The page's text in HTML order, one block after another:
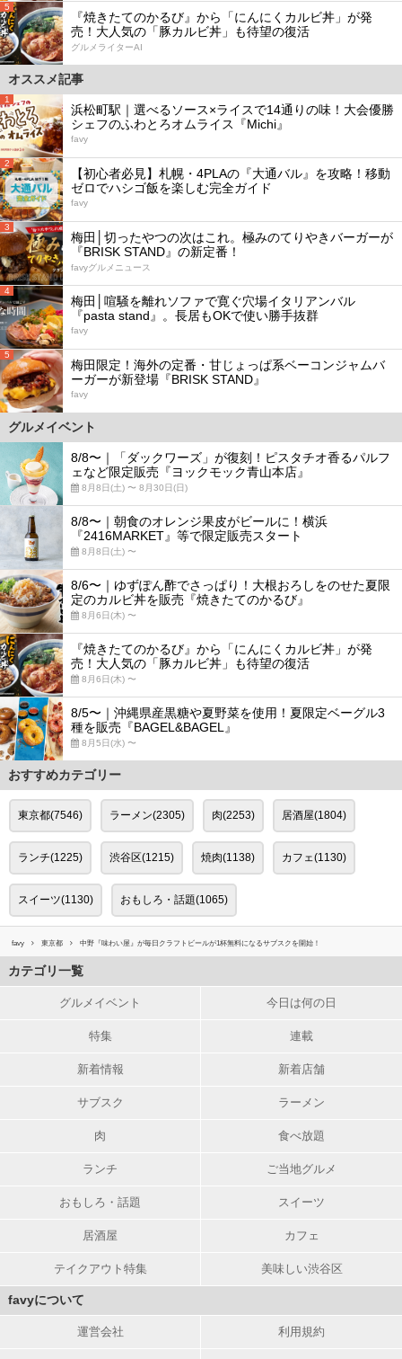
5
『焼きたてのかるび』から「にんにくカルビ丼」が発
売！大人気の「豚カルビ丼」も待望の復活
グルメライターAI
オススメ記事
1
浜松町駅｜選べるソース×ライスで14通りの味！大会優勝
シェフのふわとろオムライス『Michi』
favy
2
【初心者必見】札幌・4PLAの『大通バル』を攻略！移動
ゼロでハシゴ飯を楽しむ完全ガイド
favy
3
梅田│切ったやつの次はこれ。極みのてりやきバーガーが
『BRISK STAND』の新定番！
favyグルメニュース
4
梅田│喧騒を離れソファで寛ぐ穴場イタリアンバル
『pasta stand』。長居もOKで使い勝手抜群
favy
5
梅田限定！海外の定番・甘じょっぱ系ベーコンジャムバ
ーガーが新登場『BRISK STAND』
favy
グルメイベント
8/8〜｜「ダックワーズ」が復刻！ピスタチオ香るパルフ
ェなど限定販売『ヨックモック青山本店』
8月8日(土) 〜 8月30日(日)
8/8〜｜朝食のオレンジ果皮がビールに！横浜
『2416MARKET』等で限定販売スタート
8月8日(土) 〜
8/6〜｜ゆずぽん酢でさっぱり！大根おろしをのせた夏限
定のカルビ丼を販売『焼きたてのかるび』
8月6日(木) 〜
『焼きたてのかるび』から「にんにくカルビ丼」が発
売！大人気の「豚カルビ丼」も待望の復活
8月6日(木) 〜
8/5〜｜沖縄県産黒糖や夏野菜を使用！夏限定ベーグル3
種を販売『BAGEL&BAGEL』
8月5日(水) 〜
おすすめカテゴリー
東京都(7546) ラーメン(2305) 肉(2253) 居酒屋(1804)
ランチ(1225) 渋谷区(1215) 焼肉(1138) カフェ(1130)
スイーツ(1130) おもしろ・話題(1065)
favy 東京都 中野『味わい屋』が毎日クラフトビールが1杯無料になるサブスクを開始！
カテゴリ一覧
グルメイベント 今日は何の日
特集 連載
新着情報 新着店舗
サブスク ラーメン
肉 食べ放題
ランチ ご当地グルメ
おもしろ・話題 スイーツ
居酒屋 カフェ
テイクアウト特集 美味しい渋谷区
favyについて
運営会社 利用規約